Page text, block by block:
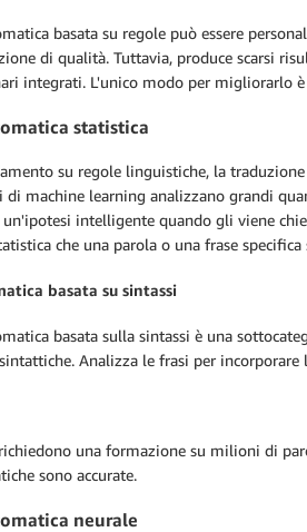
basata su regole può essere
di qualità. Tuttavia, produce scarsi
integrati. L'unico modo per migliorarlo
statistica
su regole linguistiche, la
machine learning analizzano grandi
intelligente quando gli viene
che una parola o una frase
basata su sintassi
basata sulla sintassi è una
Analizza le frasi per
una formazione su milioni di
sono accurate.
neurale